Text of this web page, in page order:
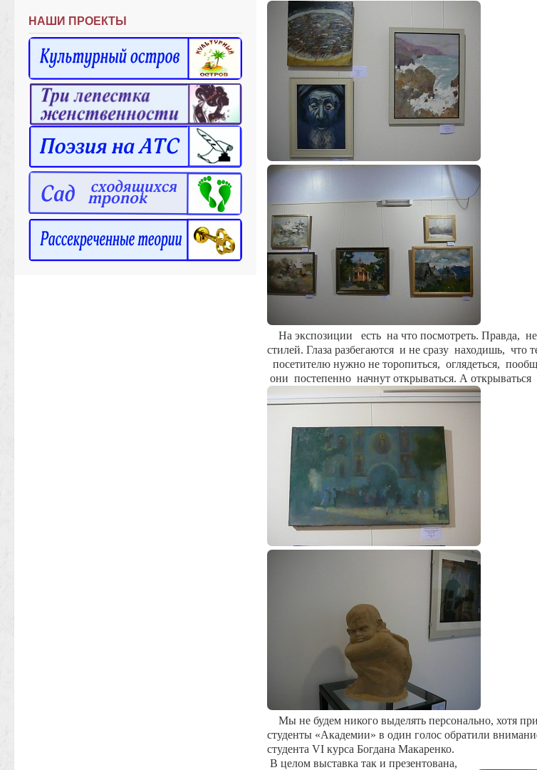
На экспозиции есть на что посмотреть. Правда,
стилей. Глаза разбегаются и не сразу находишь, что
посетителю нужно не торопиться, оглядеться,
они постепенно начнут открываться. А открываться
Мы не будем никого выделять персонально, хотя
студенты «Академии» в один голос обратили
студента VI курса Богдана Макаренко.
В целом выставка так и презентована,
НАШИ ПРОЕКТЫ